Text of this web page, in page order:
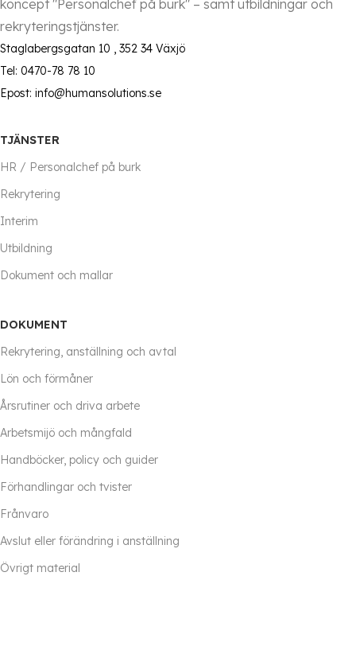
koncept "Personalchef på burk" – samt utbildningar och
rekryteringstjänster.
Staglabergsgatan 10 , 352 34 Växjö
Tel: 0470-78 78 10
Epost: info@humansolutions.se
TJÄNSTER
HR / Personalchef på burk
Rekrytering
Interim
Utbildning
Dokument och mallar
DOKUMENT
Rekrytering, anställning och avtal
Lön och förmåner
Årsrutiner och driva arbete
Arbetsmijö och mångfald
Handböcker, policy och guider
Förhandlingar och tvister
Frånvaro
Avslut eller förändring i anställning
Övrigt material